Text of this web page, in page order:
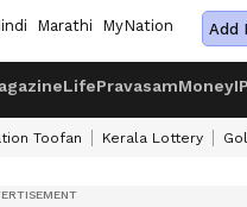
Marathi MyNation Add
LifePravasamMoney
Toofan Kerala Lottery